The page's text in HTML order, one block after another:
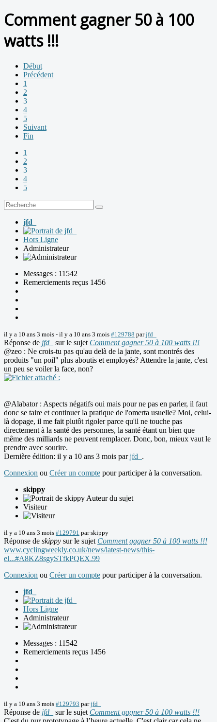
Comment gagner 50 à 100
watts !!!
Début
Précédent
1
2
3
4
5
Suivant
Fin
1
2
3
4
5
jfd_
Hors Ligne
Administrateur
Messages : 11542
Remerciements reçus 1456
il y a 10 ans 3 mois - il y a 10 ans 3 mois #129788 parjfd_
Réponse de jfd_ sur le sujet Comment gagner 50 à 100 watts !!!
@zeo : Ne crois-tu pas qu'au delà de la jante, sont montrés des
produits "un poil" plus aboutis et employés? Attendre la jante, c'est
un peu se voiler la face, non?
@Alabator : Aspects négatifs oui mais pour ne pas en parler, il faut
donc se taire et continuer la pratique de l'omerta usuelle? Moi, celui-
là dopage, il me fait plutôt rigoler parce qu'il ne touche pas
directement à la santé des personnes, la santé étant un bien que
même des milliards ne peuvent remplacer. Donc, bon, mieux vaut le
prendre avec sourire.
Dernière édition: il y a 10 ans 3 mois parjfd_ .
Connexion ou Créer un compte pour participer à la conversation.
skippy
Auteur du sujet
Visiteur
il y a 10 ans 3 mois #129791 parskippy
Réponse de skippy sur le sujet Comment gagner 50 à 100 watts !!!
www.cyclingweekly.co.uk/news/latest-news/this-
el...#A8KZ8sgySTfkPQEX.99
Connexion ou Créer un compte pour participer à la conversation.
jfd_
Hors Ligne
Administrateur
Messages : 11542
Remerciements reçus 1456
il y a 10 ans 3 mois #129793 parjfd_
Réponse de jfd_ sur le sujet Comment gagner 50 à 100 watts !!!